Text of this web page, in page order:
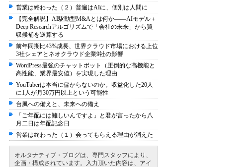
営業は終わった（２）普遍はAIに、個別は人間に
【完全解説】AI駆動型M&Aとは何か――AIモデル＋
Deep Researchアルゴリズムで「会社の未来」から買
収候補を逆算する
前年同期比43%成長、世界クラウド市場における上位
3社シェアとネオクラウド企業9社の影響
WordPress最強のチャットボット（圧倒的な高機能と
高性能、業界最安値）を実現した理由
YouTuberは本当に儲からないのか。収益化した20人
に1人が月30万円以上という可能性
台風への備えと、未来への備え
「ご年配には難しいんですよ」と君が言ったから八
月二日は年配記念日
営業は終わった（１）会ってもらえる理由が消えた
オルタナティブ・ブログは、専門スタッフにより、
企画・構成されています。入力頂いた内容は、アイ